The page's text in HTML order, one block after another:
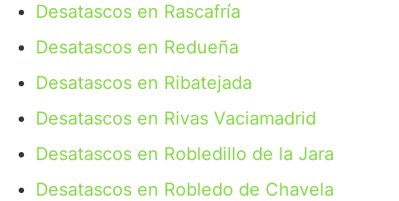
Desatascos en Rascafría
Desatascos en Redueña
Desatascos en Ribatejada
Desatascos en Rivas Vaciamadrid
Desatascos en Robledillo de la Jara
Desatascos en Robledo de Chavela